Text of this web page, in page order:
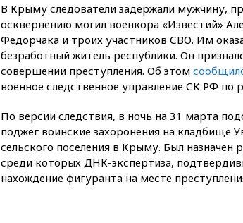
В Крыму следователи задержали мужчину,
осквернению могил военкора «Известий»
Федорчака и троих участников СВО. Им
безработный житель республики. Он
совершении преступления. Об этом
военное следственное управление СК РФ по
По версии следствия, в ночь на 31 марта
поджег воинские захоронения на кладбище
сельского поселения в Крыму. Был назначен
среди которых ДНК-экспертиза,
нахождение фигуранта на месте